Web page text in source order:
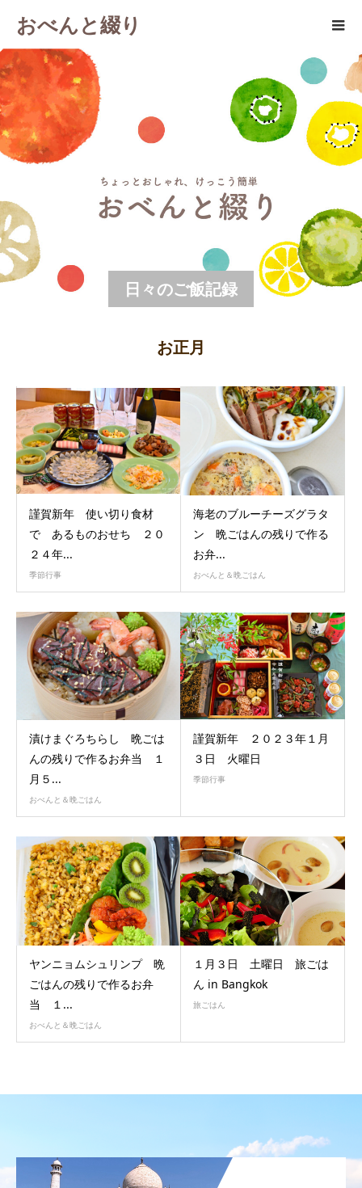
おべんと綴り
日々のご飯記録
お正月
謹賀新年 使い切り食材
で あるものおせち ２０
２４年...
季節行事
海老のブルーチーズグラタ
ン 晩ごはんの残りで作る
お弁...
おべんと＆晩ごはん
漬けまぐろちらし 晩ごは
んの残りで作るお弁当 １
月５...
おべんと＆晩ごはん
謹賀新年 ２０２３年１月
３日 火曜日
季節行事
ヤンニョムシュリンプ 晩
ごはんの残りで作るお弁
当 １...
おべんと＆晩ごはん
１月３日 土曜日 旅ごは
ん in Bangkok
旅ごはん